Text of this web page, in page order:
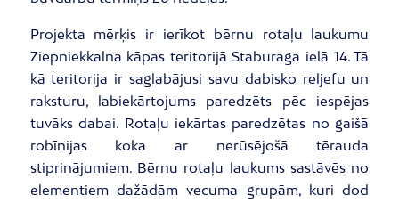
Projekta mērķis ir ierīkot bērnu rotaļu laukumu
Ziepniekkalna kāpas teritorijā Staburaga ielā 14. Tā
kā teritorija ir saglabājusi savu dabisko reljefu un
raksturu, labiekārtojums paredzēts pēc iespējas
tuvāks dabai. Rotaļu iekārtas paredzētas no gaišā
robīnijas koka ar nerūsējošā tērauda
stiprinājumiem. Bērnu rotaļu laukums sastāvēs no
elementiem dažādām vecuma grupām, kuri dod